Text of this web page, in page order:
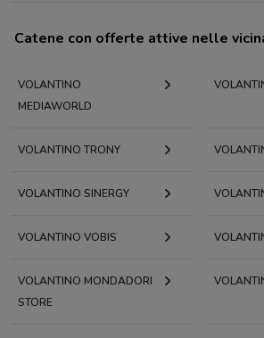
Catene con offerte attive nelle
VOLANTINO
MEDIAWORLD
VOLANTINO TRONY
VOLANTINO SINERGY
VOLANTINO VOBIS
VOLANTINO MONDADORI
STORE